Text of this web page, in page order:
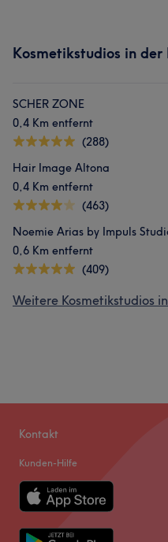
Kosmetikstudios in der
SCHER ZONE
0,4 Km entfernt
(288)
Hair Image Altona
0,4 Km entfernt
(463)
Noemie Arias by Impuls
0,6 Km entfernt
(409)
Weitere Kosmetikstudios
Kontakt
Kunden-Hilfe